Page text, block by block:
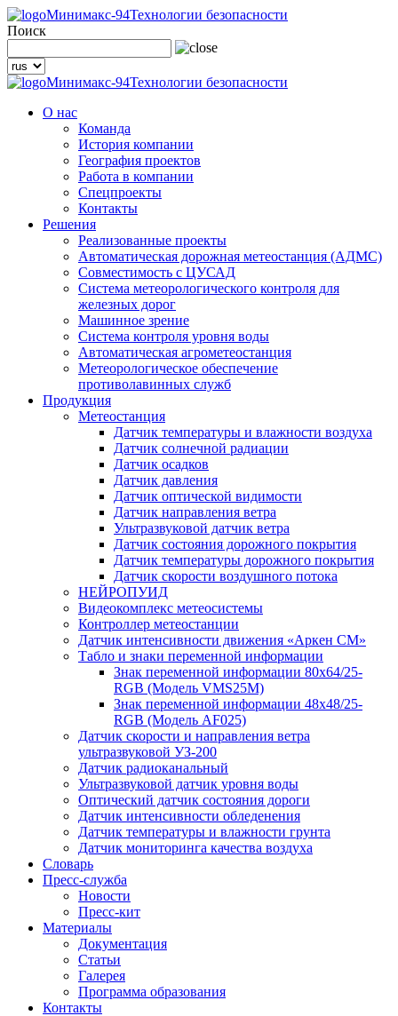
Минимакс-94Технологии безопасности
Поиск
Минимакс-94Технологии безопасности
О нас
Команда
История компании
География проектов
Работа в компании
Спецпроекты
Контакты
Решения
Реализованные проекты
Автоматическая дорожная метеостанция (АДМС)
Совместимость с ЦУСАД
Система метеорологического контроля для
железных дорог
Машинное зрение
Система контроля уровня воды
Автоматическая агрометеостанция
Метеорологическое обеспечение
противолавинных служб
Продукция
Метеостанция
Датчик температуры и влажности воздуха
Датчик солнечной радиации
Датчик осадков
Датчик давления
Датчик оптической видимости
Датчик направления ветра
Ультразвуковой датчик ветра
Датчик состояния дорожного покрытия
Датчик температуры дорожного покрытия
Датчик скорости воздушного потока
НЕЙРОПУИД
Видеокомплекс метеосистемы
Контроллер метеостанции
Датчик интенсивности движения «Аркен СМ»
Табло и знаки переменной информации
Знак переменной информации 80х64/25-
RGB (Модель VMS25M)
Знак переменной информации 48х48/25-
RGB (Модель АF025)
Датчик скорости и направления ветра
ультразвуковой УЗ-200
Датчик радиоканальный
Ультразвуковой датчик уровня воды
Оптический датчик состояния дороги
Датчик интенсивности обледенения
Датчик температуры и влажности грунта
Датчик мониторинга качества воздуха
Словарь
Пресс-служба
Новости
Пресс-кит
Материалы
Документация
Статьи
Галерея
Программа образования
Контакты